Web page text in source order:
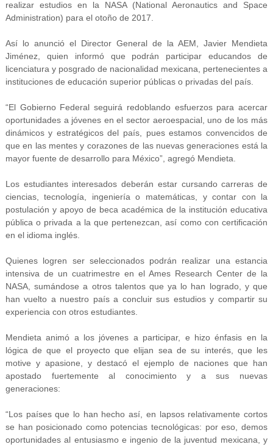
realizar estudios en la NASA (National Aeronautics and Space
Administration) para el otoño de 2017.
Así lo anunció el Director General de la AEM, Javier Mendieta
Jiménez, quien informó que podrán participar educandos de
licenciatura y posgrado de nacionalidad mexicana, pertenecientes a
instituciones de educación superior públicas o privadas del país.
“El Gobierno Federal seguirá redoblando esfuerzos para acercar
oportunidades a jóvenes en el sector aeroespacial, uno de los más
dinámicos y estratégicos del país, pues estamos convencidos de
que en las mentes y corazones de las nuevas generaciones está la
mayor fuente de desarrollo para México”, agregó Mendieta.
Los estudiantes interesados deberán estar cursando carreras de
ciencias, tecnología, ingeniería o matemáticas, y contar con la
postulación y apoyo de beca académica de la institución educativa
pública o privada a la que pertenezcan, así como con certificación
en el idioma inglés.
Quienes logren ser seleccionados podrán realizar una estancia
intensiva de un cuatrimestre en el Ames Research Center de la
NASA, sumándose a otros talentos que ya lo han logrado, y que
han vuelto a nuestro país a concluir sus estudios y compartir su
experiencia con otros estudiantes.
Mendieta animó a los jóvenes a participar, e hizo énfasis en la
lógica de que el proyecto que elijan sea de su interés, que les
motive y apasione, y destacó el ejemplo de naciones que han
apostado fuertemente al conocimiento y a sus nuevas
generaciones:
“Los países que lo han hecho así, en lapsos relativamente cortos
se han posicionado como potencias tecnológicas: por eso, demos
oportunidades al entusiasmo e ingenio de la juventud mexicana, y